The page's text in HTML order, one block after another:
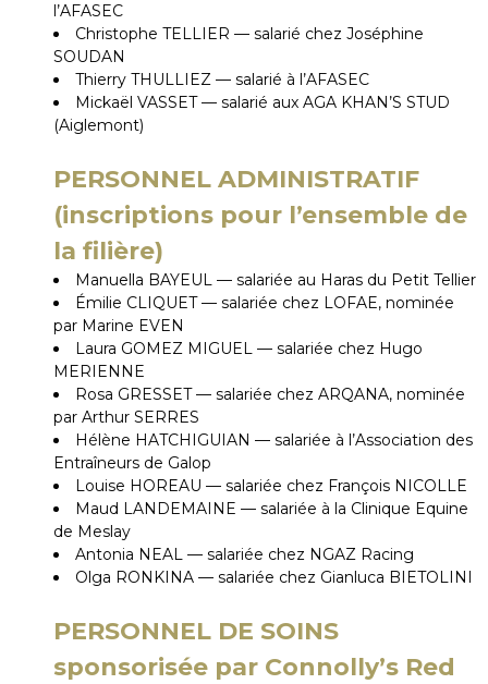
l’AFASEC
Christophe TELLIER — salarié chez Joséphine
SOUDAN
Thierry THULLIEZ — salarié à l’AFASEC
Mickaël VASSET — salarié aux AGA KHAN’S STUD
(Aiglemont)
PERSONNEL ADMINISTRATIF
(inscriptions pour l’ensemble de
la filière)
Manuella BAYEUL — salariée au Haras du Petit Tellier
Émilie CLIQUET — salariée chez LOFAE, nominée
par Marine EVEN
Laura GOMEZ MIGUEL — salariée chez Hugo
MERIENNE
Rosa GRESSET — salariée chez ARQANA, nominée
par Arthur SERRES
Hélène HATCHIGUIAN — salariée à l’Association des
Entraîneurs de Galop
Louise HOREAU — salariée chez François NICOLLE
Maud LANDEMAINE — salariée à la Clinique Equine
de Meslay
Antonia NEAL — salariée chez NGAZ Racing
Olga RONKINA — salariée chez Gianluca BIETOLINI
PERSONNEL DE SOINS
sponsorisée par Connolly’s Red